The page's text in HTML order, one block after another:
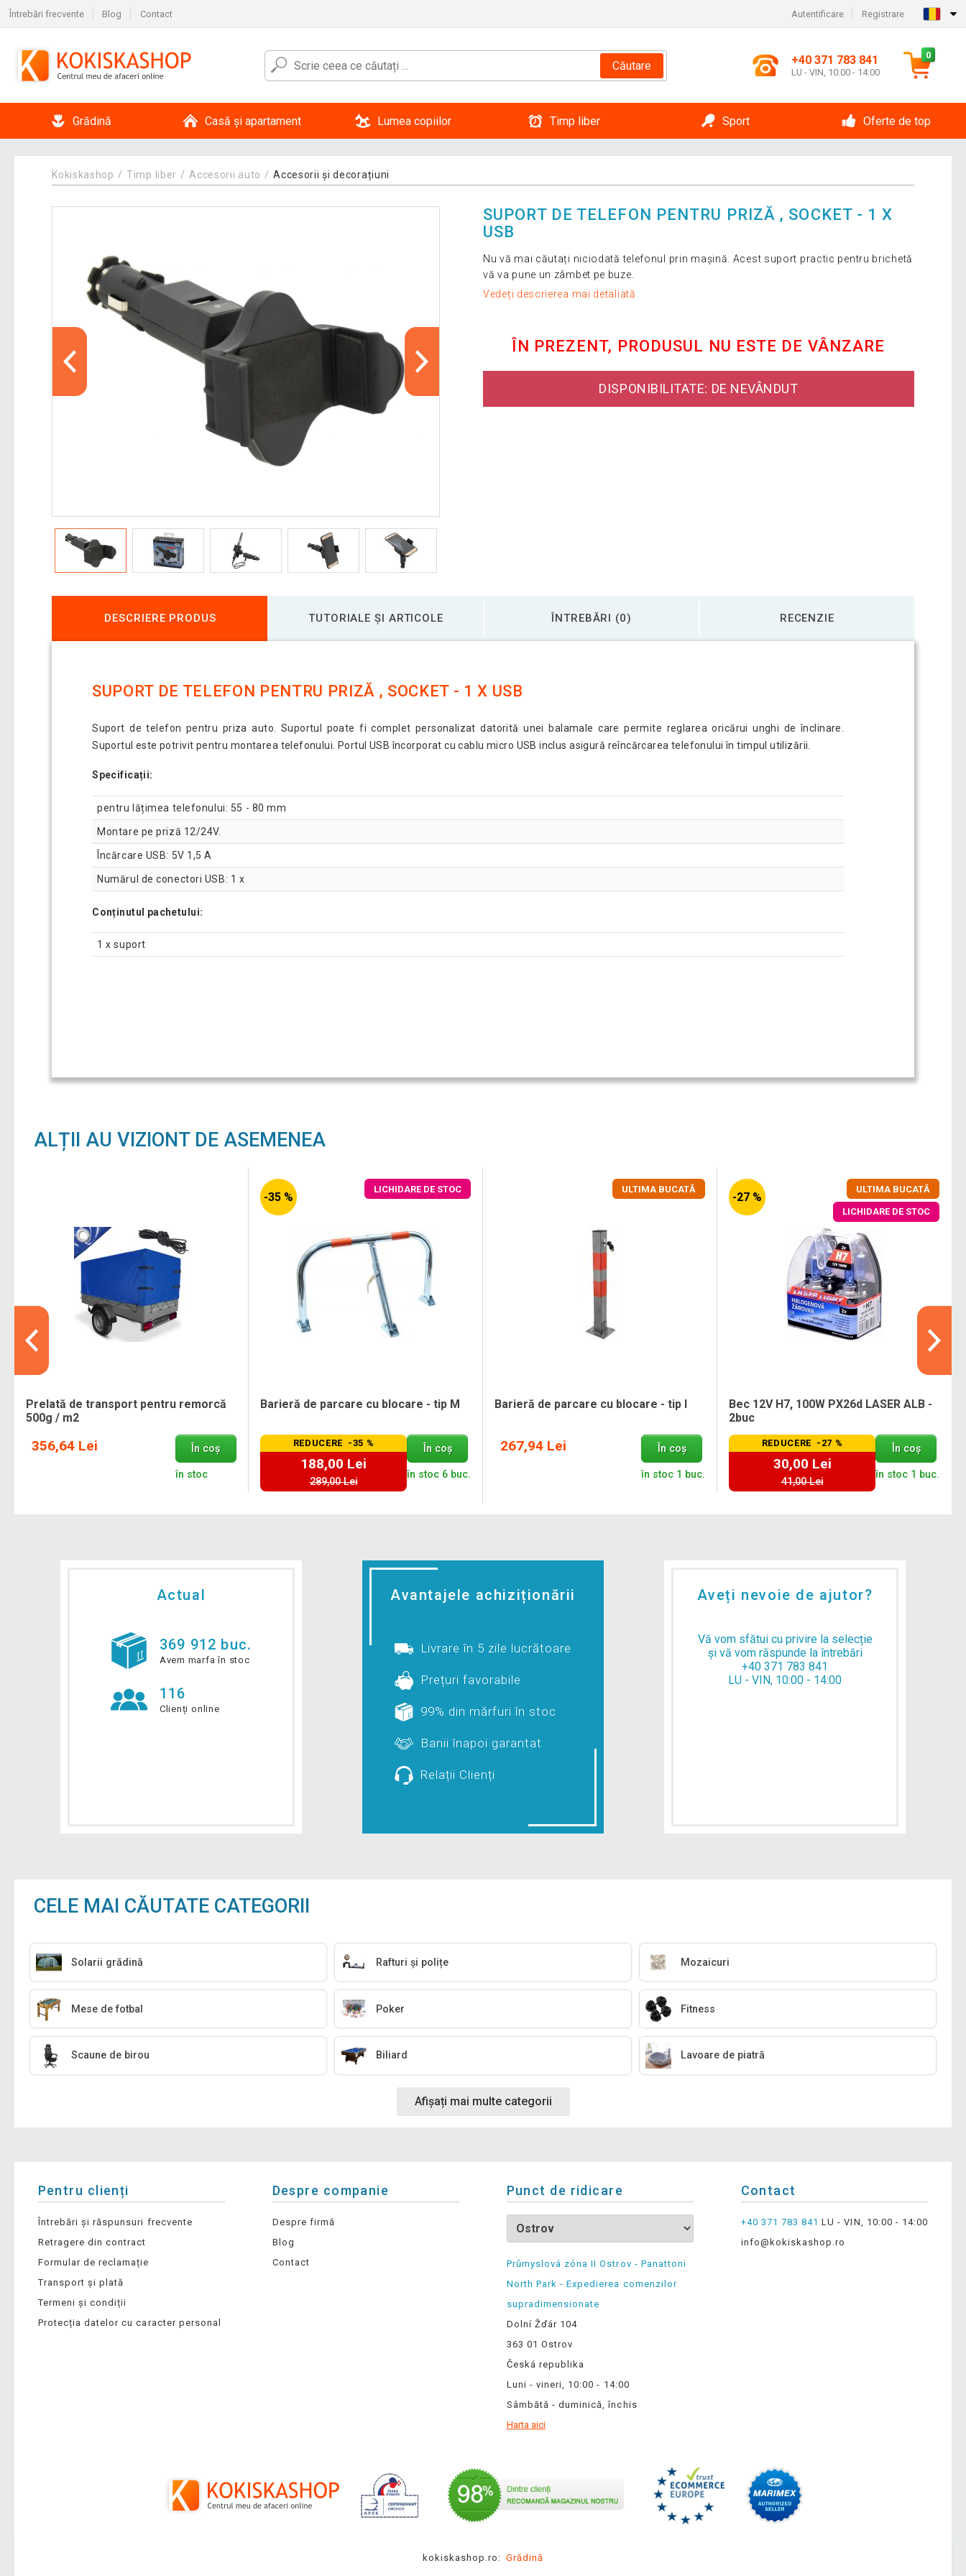
Întrebări frecvente Blog Contact Autentificare Registrare
Căutare +40 371 783 841
LU - VIN, 10:00 - 14:00
0
Grădină Casă și apartament Lumea copiilor Timp liber Sport Oferte de top
Kokiskashop Timp liber Accesorii auto Accesorii și decorațiuni
SUPORT DE TELEFON PENTRU PRIZĂ , SOCKET - 1 X
USB
Nu vă mai căutați niciodată telefonul prin mașină. Acest suport practic pentru brichetă
vă va pune un zâmbet pe buze.
Vedeți descrierea mai detaliată
ÎN PREZENT, PRODUSUL NU ESTE DE VÂNZARE
DISPONIBILITATE: DE NEVÂNDUT
DESCRIERE PRODUS TUTORIALE ȘI ARTICOLE ÎNTREBĂRI (0) RECENZIE
SUPORT DE TELEFON PENTRU PRIZĂ , SOCKET - 1 X USB
Suport de telefon pentru priza auto. Suportul poate fi complet personalizat datorită unei balamale care permite reglarea oricărui unghi de înclinare.
Suportul este potrivit pentru montarea telefonului. Portul USB încorporat cu cablu micro USB inclus asigură reîncărcarea telefonului în timpul utilizării.
Specificații:
pentru lățimea telefonului: 55 - 80 mm
Montare pe priză 12/24V.
Încărcare USB: 5V 1,5 A
Numărul de conectori USB: 1 x
Conținutul pachetului:
1 x suport
ALȚII AU VIZIONT DE ASEMENEA
Prelată de transport pentru remorcă
500g / m2
356,64 Lei În coș
în stoc
-35 %
LICHIDARE DE STOC
Barieră de parcare cu blocare - tip M
REDUCERE -35 %
188,00 Lei
289,00 Lei
În coș
în stoc 6 buc.
ULTIMA BUCATĂ
Barieră de parcare cu blocare - tip I
267,94 Lei În coș
în stoc 1 buc.
-27 %
ULTIMA BUCATĂ
LICHIDARE DE STOC
Bec 12V H7, 100W PX26d LASER ALB -
2buc
REDUCERE -27 %
30,00 Lei
41,00 Lei
În coș
în stoc 1 buc.
Actual
369 912 buc.
Avem marfa în stoc
116
Clienți online
Avantajele achiziționării
Livrare în 5 zile lucrătoare
Prețuri favorabile
99% din mărfuri în stoc
Banii înapoi garantat
Relații Clienți
Aveți nevoie de ajutor?
Vă vom sfătui cu privire la selecție
și vă vom răspunde la întrebări
+40 371 783 841
LU - VIN, 10:00 - 14:00
CELE MAI CĂUTATE CATEGORII
Solarii grădină Rafturi și polițe Mozaicuri
Mese de fotbal Poker Fitness
Scaune de birou Biliard Lavoare de piatră
Afișați mai multe categorii
Pentru clienți
Întrebări și răspunsuri frecvente
Retragere din contract
Formular de reclamație
Transport și plată
Termeni și condiții
Protecția datelor cu caracter personal
Despre companie
Despre firmă
Blog
Contact
Punct de ridicare
Průmyslová zóna II Ostrov - Panattoni
North Park - Expedierea comenzilor
supradimensionate
Dolní Žďár 104
363 01 Ostrov
Česká republika
Luni - vineri, 10:00 - 14:00
Sâmbătă - duminică, închis
Harta aici
Contact
+40 371 783 841 LU - VIN, 10:00 - 14:00
info@kokiskashop.ro
kokiskashop.ro: Grădină